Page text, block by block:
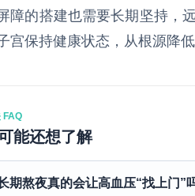
障的搭建也需要长期坚持，
宫保持健康状态，从根源降
FAQ
能还想了解
期熬夜真的会让高血压“找上门”